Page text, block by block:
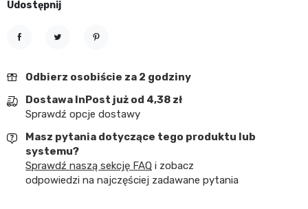
Udostępnij
Odbierz osobiście za 2 godziny
Dostawa InPost już od 4,38 zł
Sprawdź opcje dostawy
Masz pytania dotyczące tego produktu lub
systemu?
Sprawdź naszą sekcję FAQ i zobacz
odpowiedzi na najczęściej zadawane pytania